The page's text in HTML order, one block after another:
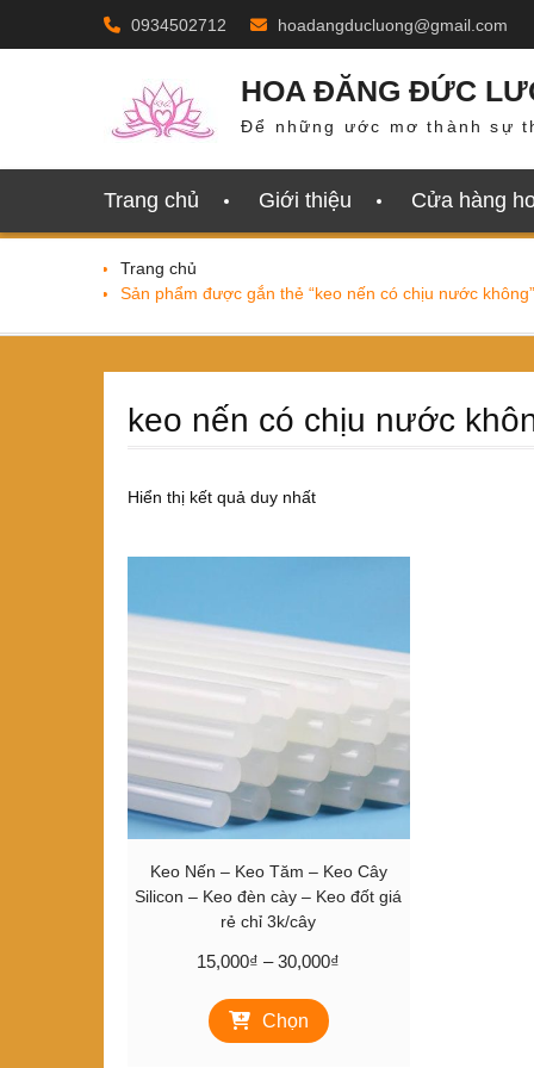
0934502712 hoadangducluong@gmail.com
HOA ĐĂNG ĐỨC
Để những ước mơ thành sự
Trang chủ Giới thiệu Cửa hàng
Trang chủ
Sản phẩm được gắn thẻ “keo nến có chịu nước không”
keo nến có chịu nước
Hiển thị kết quả duy nhất
Keo Nến – Keo Tăm – Keo Cây
Silicon – Keo đèn cày – Keo đốt giá
rẻ chỉ 3k/cây
15,000₫ – 30,000₫
Chọn
phẩm